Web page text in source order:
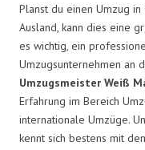
Planst du einen Umzug
Ausland, kann dies eine
es wichtig, ein
Umzugsunternehmen an
Umzugsmeister Weiß
Erfahrung im Bereich
internationale Umzüge.
kennt sich bestens mit